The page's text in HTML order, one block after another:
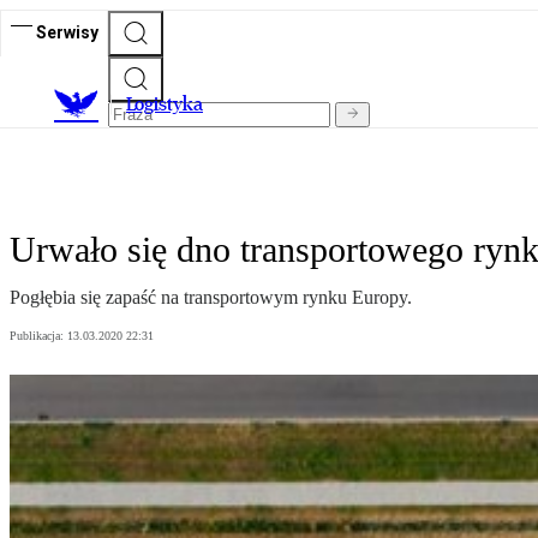
Serwisy
Logistyka
Urwało się dno transportowego
Pogłębia się zapaść na transportowym rynku Europy.
Publikacja: 13.03.2020 22:31